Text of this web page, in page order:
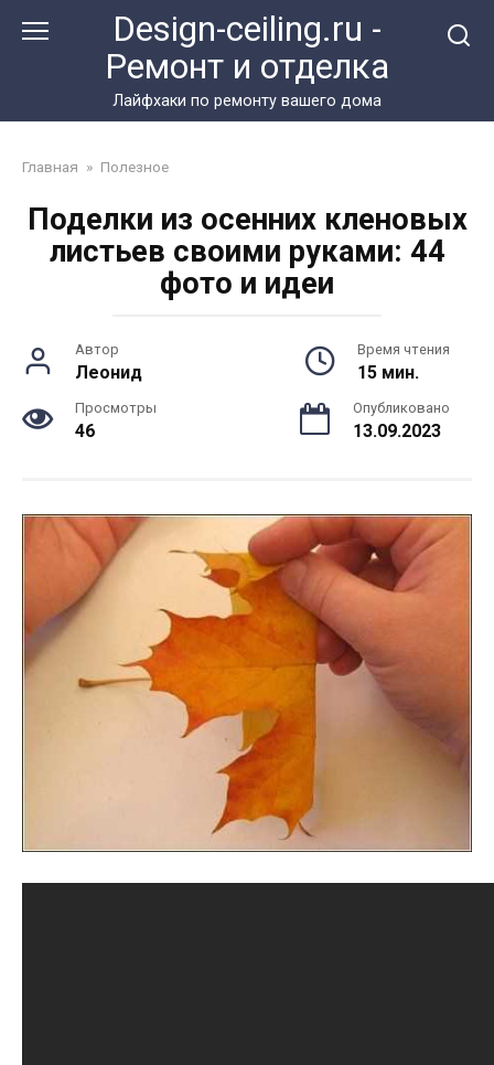
Design-ceiling.ru -
Ремонт и отделка
Лайфхаки по ремонту вашего дома
Главная » Полезное
Поделки из осенних кленовых
листьев своими руками: 44
фото и идеи
Автор
Леонид
Время чтения
15 мин.
Просмотры
46
Опубликовано
13.09.2023